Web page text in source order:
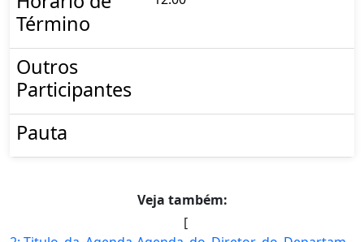
Término
Outros
Participantes
Pauta
Veja também:
[